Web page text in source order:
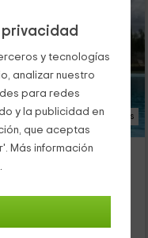
privacidad
y tecnologías
analizar nuestro
para redes
y la publicidad en
que aceptas
Más información
19 Fotos